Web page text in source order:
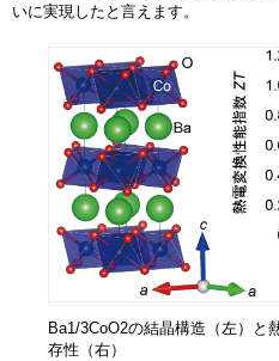
いに実現したと言えます。
Ba1/3CoO2の結晶構造（左）と
存性（右）